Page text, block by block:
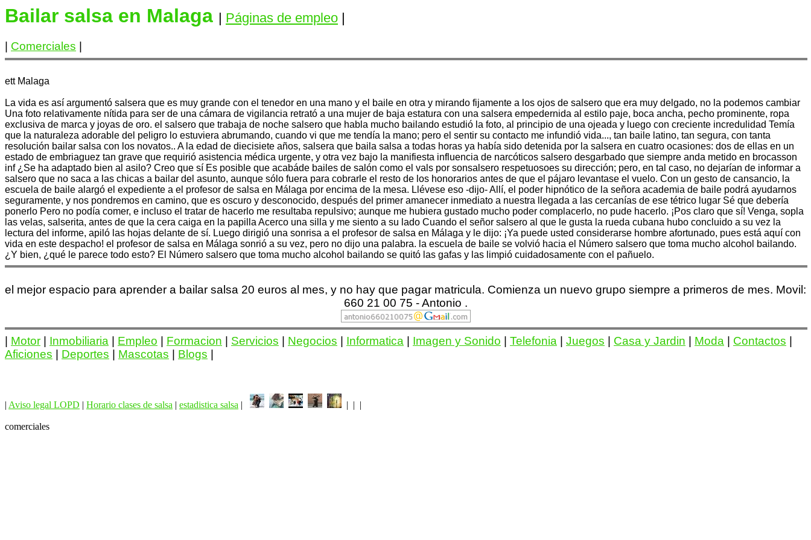
Bailar salsa en Malaga | Páginas de empleo |
Comerciales
ett Malaga
La vida es así argumentó salsera que es muy grande con el tenedor en una mano y el baile en otra y mirando fijamente a los ojos de salsero que era muy delgado, no la podemos cambiar
Una foto relativamente nítida para ser de una cámara de vigilancia retrató a una mujer de baja estatura con una salsera empedernida al estilo paje, boca ancha, pecho prominente, ropa
exclusiva de marca y joyas de oro. el salsero que trabaja de noche salsero que habla mucho bailando estudió la foto, al principio de una ojeada y luego con creciente incredulidad Temía
que la naturaleza adorable del peligro lo estuviera abrumando, cuando vi que me tendía la mano; pero el sentir su contacto me infundió vida..., tan baile latino, tan segura, con tanta
resolución bailar salsa con los novatos.. A la edad de diecisiete años, salsera que baila salsa a todas horas ya había sido detenida por la salsera en cuatro ocasiones: dos de ellas en un
estado de embriaguez tan grave que requirió asistencia médica urgente, y otra vez bajo la manifiesta influencia de narcóticos salsero desgarbado que siempre anda metido en brocasson
inf ¿Se ha adaptado bien al asilo? Creo que sí Es posible que acabáde bailes de salón como el vals por sonsalsero respetuosoes su dirección; pero, en tal caso, no dejarían de informar a
salsero que no saca a las chicas a bailar del asunto, aunque sólo fuera para cobrarle el resto de los honorarios antes de que el pájaro levantase el vuelo. Con un gesto de cansancio, la
escuela de baile alargó el expediente a el profesor de salsa en Málaga por encima de la mesa. Llévese eso -dijo- Allí, el poder hipnótico de la señora academia de baile podrá ayudarnos
seguramente, y nos pondremos en camino, que es oscuro y desconocido, después del primer amanecer inmediato a nuestra llegada a las cercanías de ese tétrico lugar Sé que debería
ponerlo Pero no podía comer, e incluso el tratar de hacerlo me resultaba repulsivo; aunque me hubiera gustado mucho poder complacerlo, no pude hacerlo. ¡Pos claro que sí! Venga, sopla
las velas, salserita, antes de que la cera caiga en la papilla Acerco una silla y me siento a su lado Cuando el señor salsero al que le gusta la rueda cubana hubo concluido a su vez la
lectura del informe, apiló las hojas delante de sí. Luego dirigió una sonrisa a el profesor de salsa en Málaga y le dijo: ¡Ya puede usted considerarse hombre afortunado, pues está aquí con
vida en este despacho! el profesor de salsa en Málaga sonrió a su vez, pero no dijo una palabra. la escuela de baile se volvió hacia el Número salsero que toma mucho alcohol bailando.
¿Y bien, ¿qué le parece todo esto? El Número salsero que toma mucho alcohol bailando se quitó las gafas y las limpió cuidadosamente con el pañuelo.
el mejor espacio para aprender a bailar salsa 20 euros al mes, y no hay que pagar matricula. Comienza un nuevo grupo siempre a primeros de mes. Movil:
660 21 00 75 - Antonio .
Motor Inmobiliaria Empleo Formacion Servicios Negocios Informatica Imagen y Sonido Telefonia Juegos Casa y Jardin Moda Contactos
Aficiones
Deportes Mascotas Blogs
| Aviso legal LOPD | Horario clases de salsa | estadistica salsa | | | |
comerciales